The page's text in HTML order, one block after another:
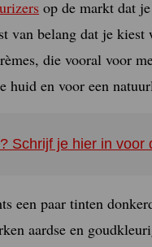
op de markt dat
van belang dat je
die vooral voor
huid en voor een
Schrijf je hier in voor
een paar tinten
aardse en